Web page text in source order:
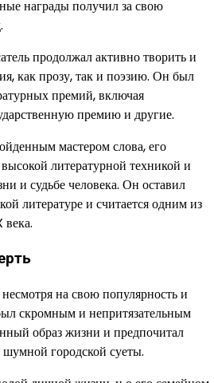
награды получил за свою
продолжал активно творить и
как прозу, так и поэзию. Он был
премий, включая
премию и другие.
мастером слова, его
литературной техникой и
и судьбе человека. Он оставил
литературе и считается одним из
на свою популярность и
скромным и непритязательным
образ жизни и предпочитал
городской суеты.